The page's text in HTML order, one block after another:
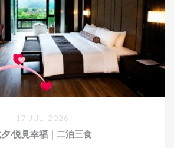
‧悦見幸福｜二泊三食
17 JUL, 2026